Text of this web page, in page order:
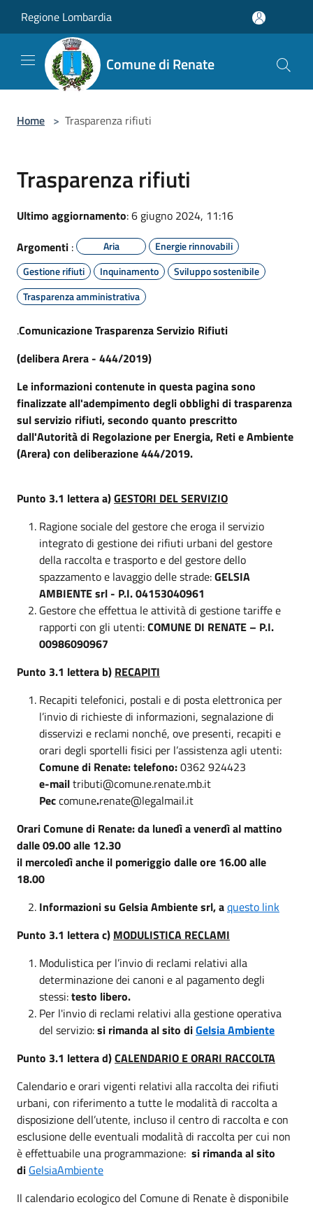
Regione Lombardia
Comune di Renate
Home > Trasparenza rifiuti
Trasparenza rifiuti
Ultimo aggiornamento: 6 giugno 2024, 11:16
Argomenti : Aria
Energie rinnovabili
Gestione rifiuti
Inquinamento
Sviluppo sostenibile
Trasparenza amministrativa
.Comunicazione Trasparenza Servizio Rifiuti
(delibera Arera - 444/2019)
Le informazioni contenute in questa pagina sono
finalizzate all'adempimento degli obblighi di trasparenza
sul servizio rifiuti, secondo quanto prescritto
dall'Autorità di Regolazione per Energia, Reti e Ambiente
(Arera) con deliberazione 444/2019.
Punto 3.1 lettera a)GESTORI DEL SERVIZIO
Ragione sociale del gestore che eroga il servizio
integrato di gestione dei rifiuti urbani del gestore
della raccolta e trasporto e del gestore dello
spazzamento e lavaggio delle strade:GELSIA
AMBIENTE srl - P.I. 04153040961
Gestore che effettua le attività di gestione tariffe e
rapporti con gli utenti:COMUNE DI RENATE – P.I.
00986090967
Punto 3.1 lettera b) RECAPITI
Recapiti telefonici, postali e di posta elettronica per
l’invio di richieste di informazioni, segnalazione di
disservizi e reclami nonché, ove presenti, recapiti e
orari degli sportelli fisici per l’assistenza agli utenti:
Comune di Renate: telefono:0362 924423
e-mailtributi@comune.renate.mb.it
Peccomune.renate@legalmail.it
Orari Comune di Renate: da lunedì a venerdì al mattino
dalle 09.00 alle 12.30
il mercoledì anche il pomeriggio dalle ore 16.00 alle
18.00
Informazioni su Gelsia Ambiente srl, aquesto link
Punto 3.1 lettera c) MODULISTICA RECLAMI
Modulistica per l’invio di reclami relativi alla
determinazione dei canoni e al pagamento degli
stessi:testo libero.
Per l'invio di reclami relativi alla gestione operativa
del servizio:si rimanda al sito diGelsia Ambiente
Punto 3.1 lettera d)CALENDARIO E ORARI RACCOLTA
Calendario e orari vigenti relativi alla raccolta dei rifiuti
urbani, con riferimento a tutte le modalità di raccolta a
disposizione dell’utente, incluso il centro di raccolta e con
esclusione delle eventuali modalità di raccolta per cui non
è effettuabile una programmazione: si rimanda al sito
di GelsiaAmbiente
Il calendario ecologico del Comune di Renate è disponibile